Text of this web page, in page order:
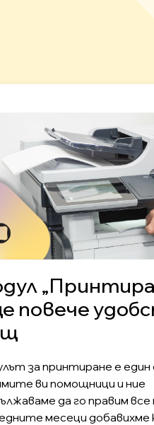
повече
за принтиране е един
ви помощници и ние
да го правим все
месеци добавихме